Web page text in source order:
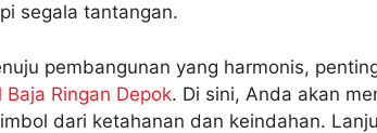
segala tantangan.
pembangunan yang harmonis,
Ringan Depok. Di sini, Anda akan
dari ketahanan dan keindahan.